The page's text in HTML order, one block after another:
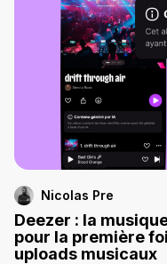
Nicolas Pre
Deezer : la
pour la première
uploads musicaux